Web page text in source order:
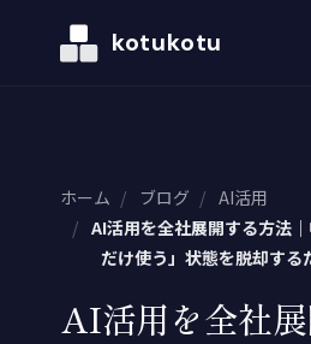
kotukotu
ホーム / ブログ / AI活用
/ AI活用を全社展開する方法
だけ使う」状態を脱却する
AI活用を全社